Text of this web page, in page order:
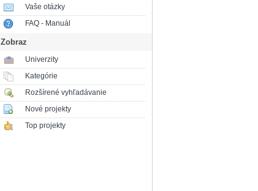
Vaše otázky
FAQ - Manuál
Zobraz
Univerzity
Kategórie
Rozšírené vyhľadávanie
Nové projekty
Top projekty